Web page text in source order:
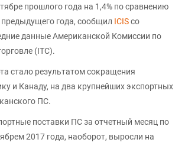
прошлого года на 1,4% по сравнению
года, сообщил ICISсо
данные Американской Комиссии по
(ITC).
стало результатом сокращения
и Канаду, на два крупнейших экспортных
ПС.
поставки ПС за отчетный месяц по
2017 года, наоборот, выросли на